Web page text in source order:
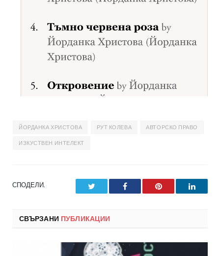
ЙОРДАНКА ХРИСТОВА РУТ КОЛЕВА АВТОРСКО ПРАВО
ИЗКУСТВЕН ИНТЕЛЕКТ
СПОДЕЛИ. Facebook Pinterest
СВЪРЗАНИ ПУБЛИКАЦИИ